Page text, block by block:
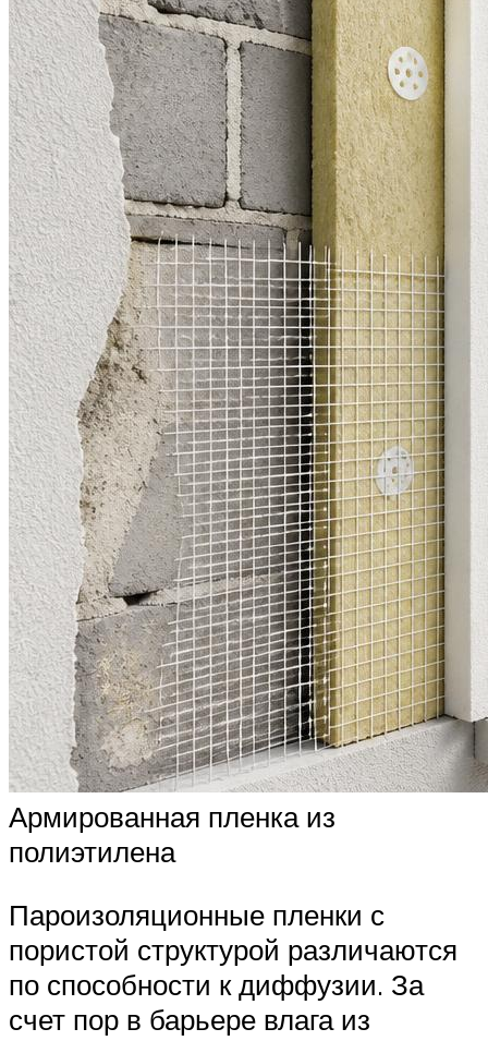
Армированная пленка из
полиэтилена
Пароизоляционные пленки с
пористой структурой различаются
по способности к диффузии. За
счет пор в барьере влага из